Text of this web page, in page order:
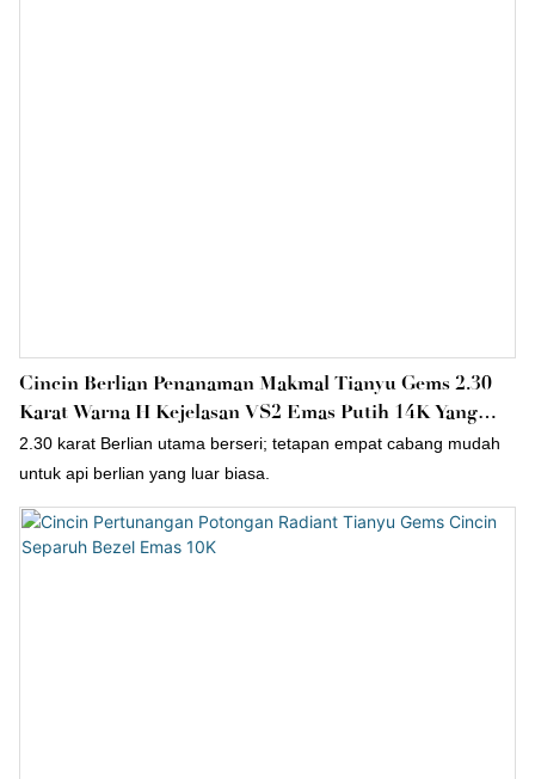
Cincin Berlian Penanaman Makmal Tianyu Gems 2.30
Karat Warna H Kejelasan VS2 Emas Putih 14K Yang
Indah Dan Elegan
2.30 karat Berlian utama berseri; tetapan empat cabang mudah
untuk api berlian yang luar biasa.